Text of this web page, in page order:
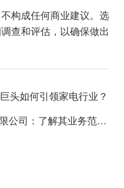
构成任何商业建议。选
查和评估，以确保做出
头如何引领家电行业？
四川贝通扬商贸有限公司：了解其业务范围和服务